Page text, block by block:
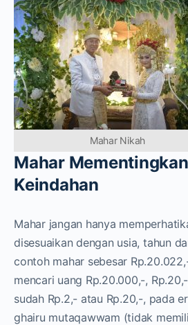
Mahar Nikah
Mahar
Keindahan
Mahar jangan hanya
disesuaikan dengan usia, tahun
contoh mahar sebesar
mencari uang Rp.20.000,-,
sudah Rp.2,- atau Rp.20,-, pada
ghairu mutaqawwam (tidak